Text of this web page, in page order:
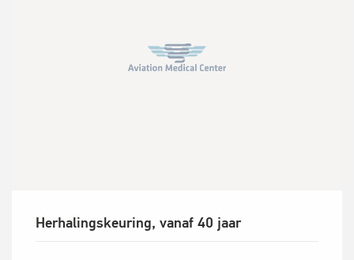
Herhalingskeuring, vanaf 40 jaar